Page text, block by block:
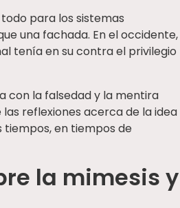
para los sistemas
una fachada. En el occidente,
tenía en su contra el privilegio
con la falsedad y la mentira
reflexiones acerca de la idea
tiempos, en tiempos de
la mimesis y